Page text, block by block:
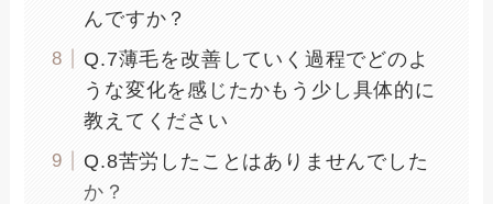
んですか？
Q.7薄毛を改善していく過程でどのよ
うな変化を感じたかもう少し具体的に
教えてください
Q.8苦労したことはありませんでした
か？